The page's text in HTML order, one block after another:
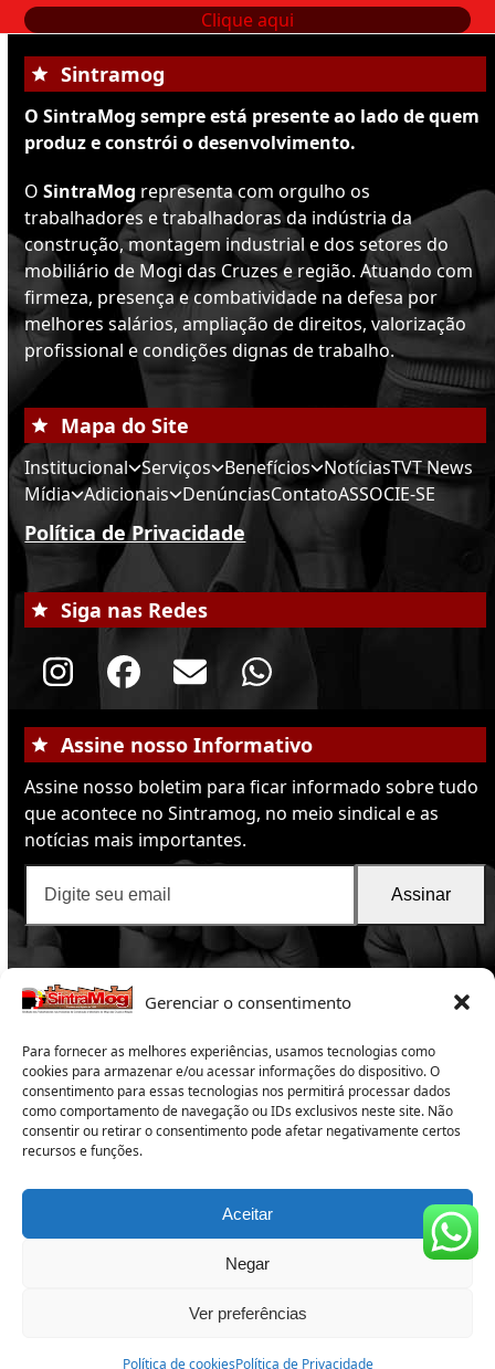
Gerenciar o consentimento
Para fornecer as melhores experiências, usamos tecnologias como
cookies para armazenar e/ou acessar informações do dispositivo. O
consentimento para essas tecnologias nos permitirá processar dados
como comportamento de navegação ou IDs exclusivos neste site. Não
consentir ou retirar o consentimento pode afetar negativamente certos
recursos e funções.
Aceitar
Negar
Ver preferências
Política de cookiesPolítica de Privacidade
Clique aqui
Sintramog
O SintraMog sempre está presente ao lado de quem
produz e constrói o desenvolvimento.
OSintraMog representa com orgulho os
trabalhadores e trabalhadoras da indústria da
construção, montagem industrial e dos setores do
mobiliário de Mogi das Cruzes e região. Atuando com
firmeza, presença e combatividade na defesa por
melhores salários, ampliação de direitos, valorização
profissional e condições dignas de trabalho.
Mapa do Site
Institucional Serviços Benefícios NotíciasTVT News
Mídia Adicionais DenúnciasContatoASSOCIE-SE
Política de Privacidade
Siga nas Redes
Instagram
Facebook
EmailWhatsapp
Assine nosso Informativo
Assine nosso boletim para ficar informado sobre tudo
que acontece no Sintramog, no meio sindical e as
notícias mais importantes.
seu
email
Assinar
SintraMog2025 -Sindicato dos Trabalhadores nas
Indústrias da Construção e do Mobiliário de Mogi das
Copyright 2025 – Todos os direitos reservados
Rua Campos Sales 165 – Centro – Suzano – SP –
CEP 08674-020 – Tel: 11 4748-1655
Rua Herinque Eroles, 588 – Alto do Ipiranga – Mogi
das Cruzes – SP – CEP: 08730-590- Telefone: (11) 4738-3096